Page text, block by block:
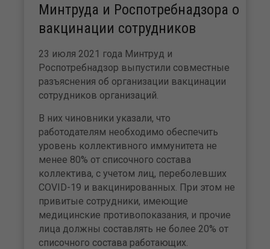
Минтруда и Роспотребнадзора о
вакцинации сотрудников
23 июля 2021 года Минтруд и
Роспотребнадзор выпустили совместные
разъяснения об организации вакцинации
сотрудников организаций.
В них чиновники указали, что
работодателям необходимо обеспечить
уровень коллективного иммунитета не
менее 80% от списочного состава
коллектива, с учетом лиц, переболевших
COVID-19 и вакцинированных. При этом не
привитые сотрудники, имеющие
медицинские противопоказания, и прочие
лица должны составлять не более 20% от
списочного состава работающих.